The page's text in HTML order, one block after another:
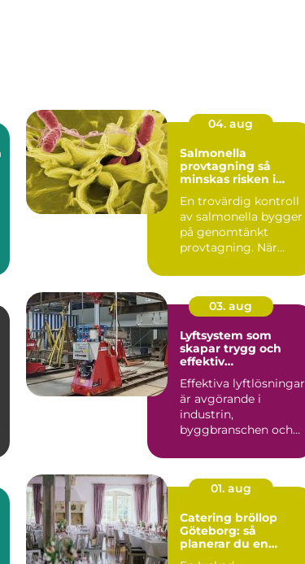
04. aug
Salmonella
provtagning så
minskas risken i
En trovärdig kontroll
av salmonella bygger
på genomtänkt
provtagning. När
i...
03. aug
Lyftsystem som
skapar trygg och
effektiv
Effektiva lyftlösningar
är avgörande i
industrin,
byggbranschen och
infrastrukturprojekt....
01. aug
Catering bröllop
Göteborg: så
planerar du en